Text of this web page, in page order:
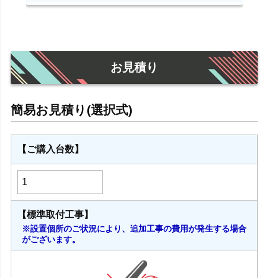
お見積り
【ご購入台数】
【標準取付工事】
※設置個所のご状況により、追加工事の費用が発生する場合
がございます。